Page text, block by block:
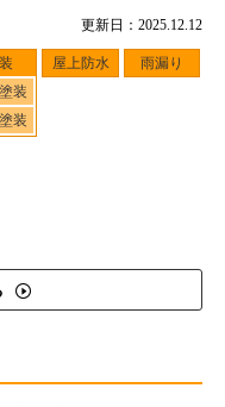
更新日：2025.12.12
装
装
屋上防水 雨漏り